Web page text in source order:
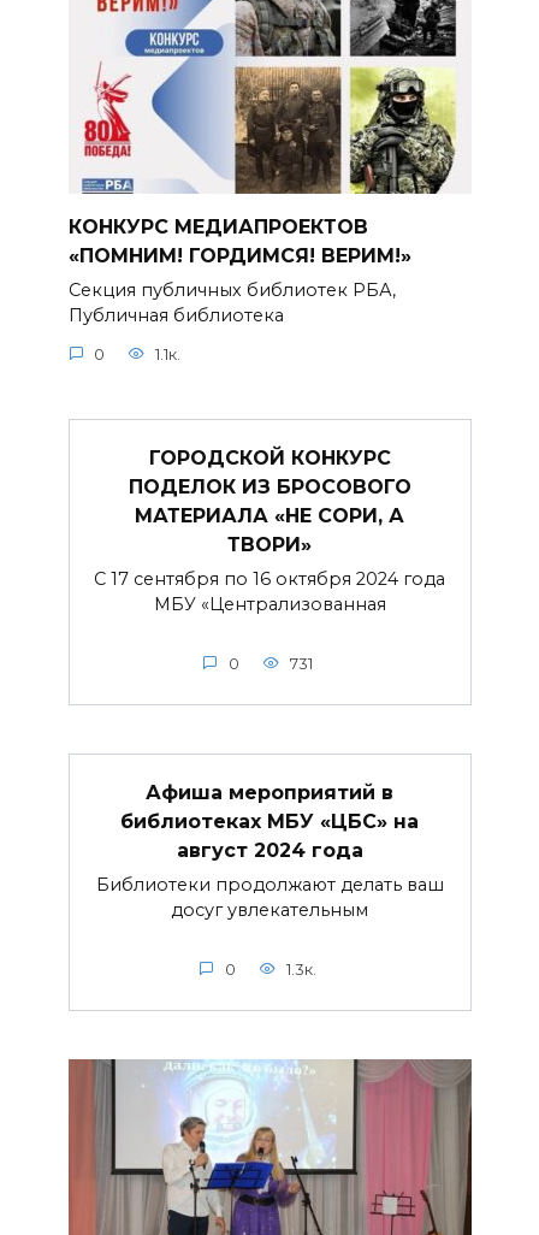
КОНКУРС МЕДИАПРОЕКТОВ
«ПОМНИМ! ГОРДИМСЯ! ВЕРИМ!»
Секция публичных библиотек РБА,
Публичная библиотека
0 1.1к.
ГОРОДСКОЙ КОНКУРС
ПОДЕЛОК ИЗ БРОСОВОГО
МАТЕРИАЛА «НЕ СОРИ, А
ТВОРИ»
С 17 сентября по 16 октября 2024 года
МБУ «Централизованная
0 731
Афиша мероприятий в
библиотеках МБУ «ЦБС» на
август 2024 года
Библиотеки продолжают делать ваш
досуг увлекательным
0 1.3к.